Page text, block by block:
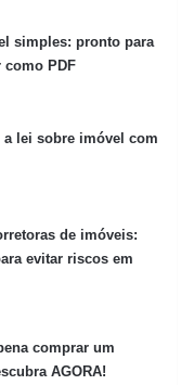
simples: pronto para
como PDF
a lei sobre imóvel com
de imóveis:
evitar riscos em
comprar um
AGORA!